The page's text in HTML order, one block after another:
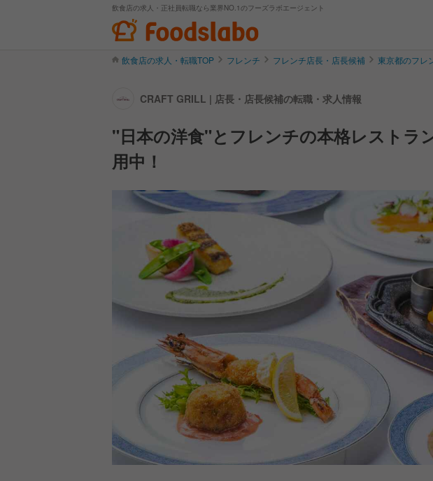
飲食店の求人・正社員転職なら業界NO.1のフーズラボエージェント
飲食店の求人・転職TOP フレンチ フレンチ店長・店長候補 東京都のフレ
CRAFT GRILL | 店長・店長候補の転職・求人情報
"日本の洋食"とフレンチの本格レストラ
用中！